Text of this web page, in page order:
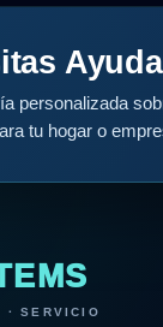
personalizada
tu hogar o
· SERVICIO